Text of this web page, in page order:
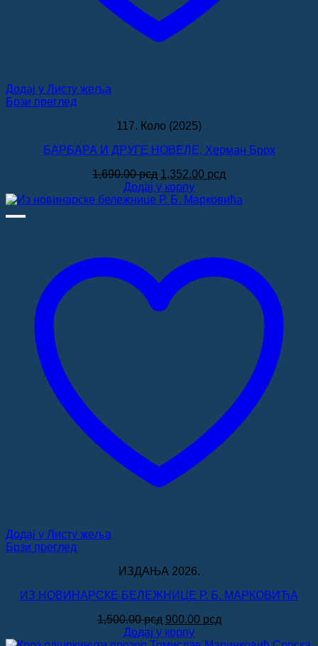
Додај у Листу жеља
Брзи преглед
117. Коло (2025)
БАРБАРА И ДРУГЕ НОВЕЛЕ, Херман Брох
1,690.00рсд Оригинална
цена
је
1,352.00 рсд
је:
Додај у корпу
Додај у Листу жеља
Брзи преглед
ИЗДАЊА 2026.
ИЗ НОВИНАРСКЕ БЕЛЕЖНИЦЕ Р. Б. МАРКОВИЋА
1,500.00рсд Оригинална
цена
900.00 рсдТренутна
Додај у корпу